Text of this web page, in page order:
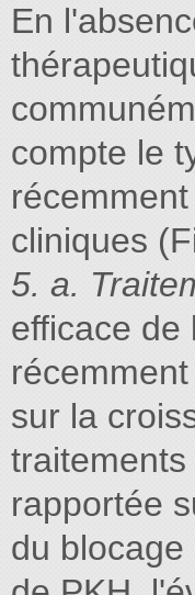
En
compte le
cliniques
5. a.
efficace de
sur la
rapportée
du